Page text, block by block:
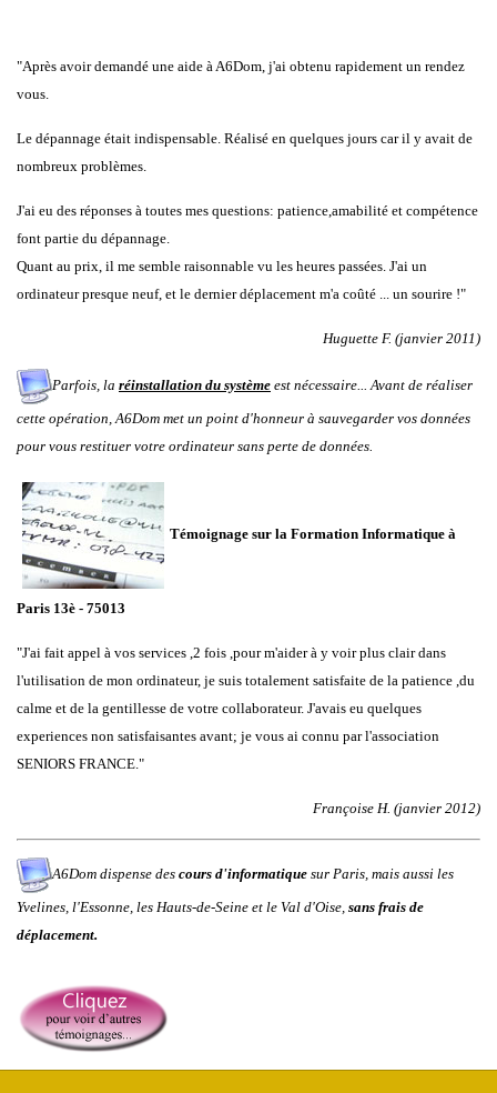
"Après avoir demandé une aide à A6Dom, j'ai obtenu rapidement un rendez
vous.
Le dépannage était indispensable. Réalisé en quelques jours car il y avait de
nombreux problèmes.
J'ai eu des réponses à toutes mes questions: patience,amabilité et compétence
font partie du dépannage.
Quant au prix, il me semble raisonnable vu les heures passées. J'ai un
ordinateur presque neuf, et le dernier déplacement m'a coûté ... un sourire !"
Huguette F. (janvier 2011)
Parfois, la réinstallation du système est nécessaire... Avant de réaliser
cette opération, A6Dom met un point d'honneur à sauvegarder vos données
pour vous restituer votre ordinateur sans perte de données.
Témoignage sur la Formation Informatique à
Paris 13è - 75013
"J'ai fait appel à vos services ,2 fois ,pour m'aider à y voir plus clair dans
l'utilisation de mon ordinateur, je suis totalement satisfaite de la patience ,du
calme et de la gentillesse de votre collaborateur. J'avais eu quelques
experiences non satisfaisantes avant; je vous ai connu par l'association
SENIORS FRANCE."
Françoise H. (janvier 2012)
A6Dom dispense des cours d'informatique sur Paris, mais aussi les
Yvelines, l'Essonne, les Hauts-de-Seine et le Val d'Oise, sans frais de
déplacement.